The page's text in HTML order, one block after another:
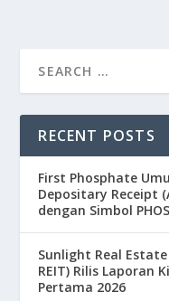
RECENT POSTS
First Phosphate
Depositary Receipt
dengan Simbol PHOS
Sunlight Real
REIT) Rilis Laporan
Pertama 2026